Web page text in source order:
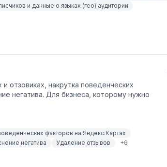
и данные о языках (гео) аудитории
отзовиках, накрутка поведенческих
негатива. Для бизнеса, которому нужно
факторов на Яндекс.Картах
негатива Удаление отзывов +6